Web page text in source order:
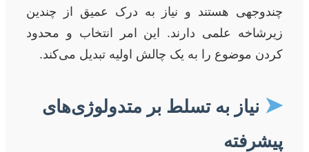
چندوجهی هستند و نیاز به درک عمیق از چندین
زیرشاخه علمی دارند. این امر انتخاب و محدود
کردن موضوع را به یک چالش اولیه تبدیل می‌کند.
➤ نیاز به تسلط بر متدولوژی‌های
پیشرفته